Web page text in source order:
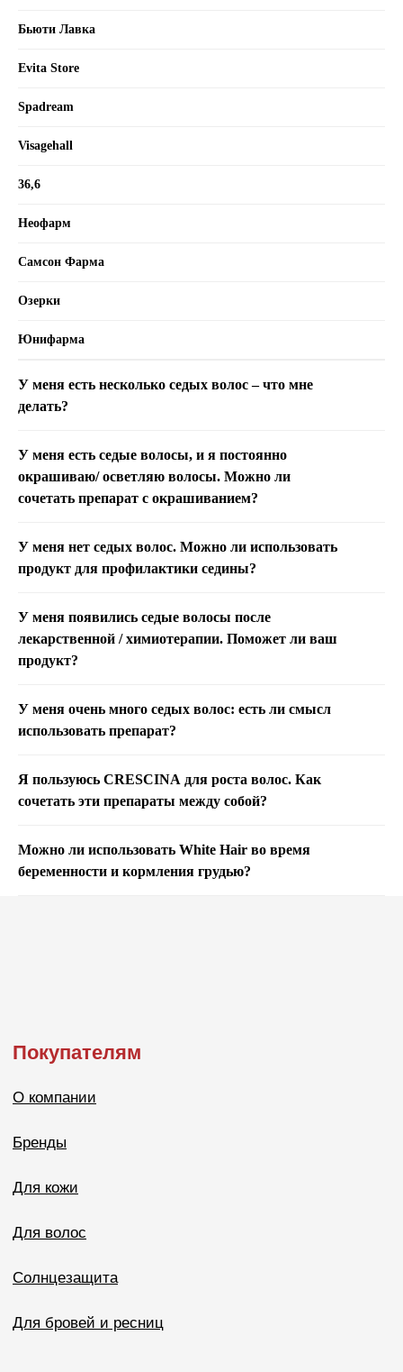
Бьюти Лавка
Evita Store
Spadream
Visagehall
36,6
Неофарм
Самсон Фарма
Озерки
Юнифарма
У меня есть несколько седых волос – что мне
делать?
У меня есть седые волосы, и я постоянно
окрашиваю/ осветляю волосы. Можно ли
сочетать препарат с окрашиванием?
У меня нет седых волос. Можно ли использовать
продукт для профилактики седины?
У меня появились седые волосы после
лекарственной / химиотерапии. Поможет ли ваш
продукт?
У меня очень много седых волос: есть ли смысл
использовать препарат?
Я пользуюсь CRESCINA для роста волос. Как
сочетать эти препараты между собой?
Можно ли использовать White Hair во время
беременности и кормления грудью?